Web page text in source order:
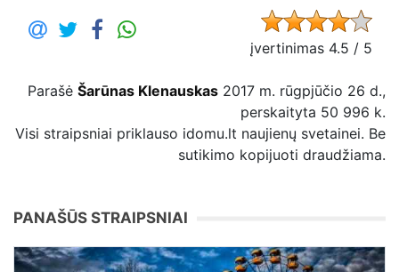
įvertinimas 4.5 / 5
Parašė Šarūnas Klenauskas 2017 m. rūgpjūčio 26 d.,
perskaityta 50 996 k.
Visi straipsniai priklauso idomu.lt naujienų svetainei. Be
sutikimo kopijuoti draudžiama.
PANAŠŪS STRAIPSNIAI